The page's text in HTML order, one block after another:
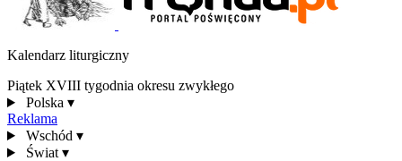
Kalendarz liturgiczny
Piątek XVIII tygodnia okresu zwykłego
Polska ▾
Reklama
Wschód ▾
Świat ▾